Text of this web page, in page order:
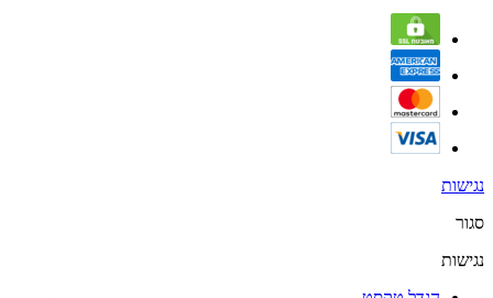
נגישות
סגור
נגישות